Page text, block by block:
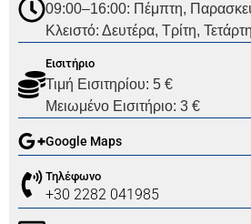
09:00–16:00: Πέμπτη,
Κλειστό: Δευτέρα, Τρίτη,
Εισιτήριο
Τιμή Εισιτηρίου: 5 €
Μειωμένο Εισιτήριο: 3 €
Google Maps
Τηλέφωνο
+30 2282 041985